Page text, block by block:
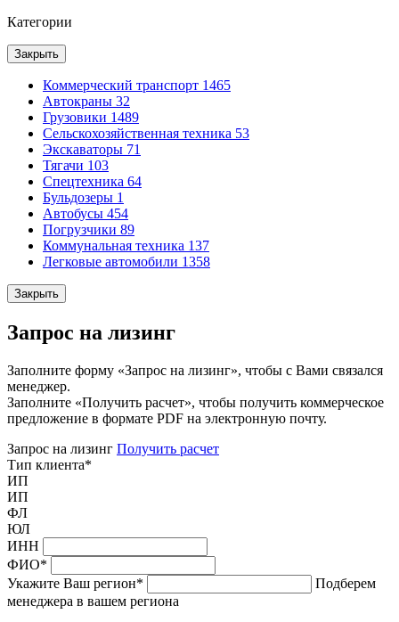
Категории
Закрыть
Коммерческий транспорт 1465
Автокраны 32
Грузовики 1489
Сельскохозяйственная техника 53
Экскаваторы 71
Тягачи 103
Спецтехника 64
Бульдозеры 1
Автобусы 454
Погрузчики 89
Коммунальная техника 137
Легковые автомобили 1358
Закрыть
Запрос на лизинг
Заполните форму «Запрос на лизинг», чтобы с Вами связался
менеджер.
Заполните «Получить расчет», чтобы получить коммерческое
предложение в формате PDF на электронную почту.
Запрос на лизинг Получить расчет
Тип клиента*
ИП
ИП
ФЛ
ЮЛ
ИНН
ФИО*
Укажите Ваш регион*
Подберем
менеджера в вашем региона